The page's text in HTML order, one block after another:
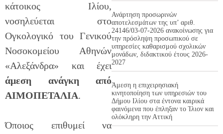
κάτοικος Ιλίου,
νοσηλεύεται στο
Ογκολογικό του Γενικού
Νοσοκομείου Αθηνών
«Αλεξάνδρα» και έχει
άμεση ανάγκη από
ΑΙΜΟΠΕΤΑΛΙΑ.
Όποιος επιθυμεί να
Ανάρτηση προσωρινών
αποτελεσμάτων της υπ’ αριθ.
24146/03-07-2026 ανακοίνωσης για
την πρόσληψη προσωπικού σε
υπηρεσίες καθαρισμού σχολικών
μονάδων, διδακτικού έτους 2026-
2027
Άμεση η επιχειρησιακή
κινητοποίηση των υπηρεσιών του
Δήμου Ιλίου στα έντονα καιρικά
φαινόμενα που έπληξαν το Ίλιον και
ολόκληρη την Αττική